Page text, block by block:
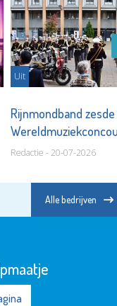
Uit
Rijnmondband
Redactie - 20-07-2026
Alle bedrijven